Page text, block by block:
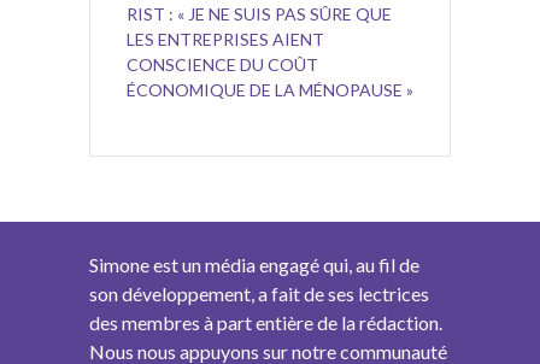
RIST : « JE NE SUIS PAS SÛRE QUE
LES ENTREPRISES AIENT
CONSCIENCE DU COÛT
ÉCONOMIQUE DE LA MÉNOPAUSE »
Simone est un média engagé qui, au fil de
son développement, a fait de ses lectrices
des membres à part entière de la rédaction.
Nous nous appuyons sur notre communauté